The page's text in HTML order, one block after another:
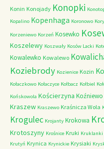
Konin Konojady Konopki
Kopalino Kopenhaga Koronowo
Korzeniewo Korzeń Kosewko
Koszelewy Koszwały Kosów Lacki
Kowalewko Kowalewo
Koziebrody Kozienice Kozin
Kołaczkowo Kołaczyce Kołbacz Kołbiel
Końskowola Kościerzyna Koźniewo
Kraszew Kraszewo Kraśnicza Wola
Krogulec Krojanty Krokowa
Krotoszyny Krośnice Kruki Kruklanki
Krutyń Krynica Krynickie Krysiaki